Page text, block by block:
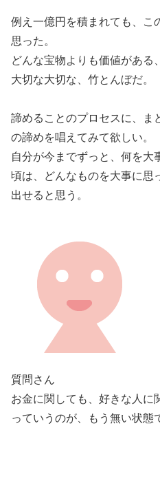
例え一億円を積まれても、こ
思った。
どんな宝物よりも価値がある
大切な大切な、竹とんぼだ。
諦めることのプロセスに、ま
の諦めを唱えてみて欲しい。
自分が今までずっと、何を
頃は、どんなものを大事に思
出せると思う。
質問さん
お金に関しても、好きな人に
っていうのが、もう無い状態